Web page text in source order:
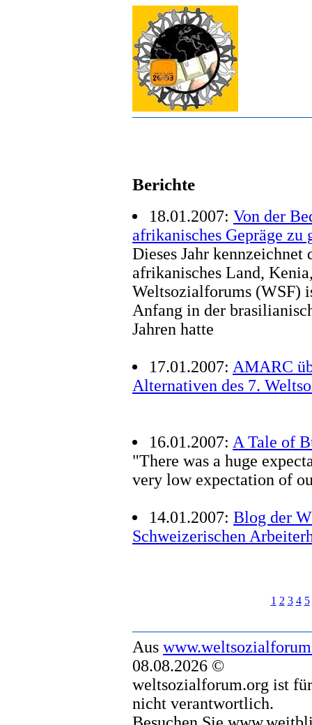
Berichte
18.01.2007: Von der
afrikanisches Gepräge zu
Dieses Jahr kennzeichnet
afrikanisches Land,
Weltsozialforums (WSF)
Anfang in der
Jahren hatte
17.01.2007: AMARC
Alternativen des 7.
16.01.2007: A Tale of
"There was a huge
very low expectation of
14.01.2007: Blog der
Schweizerischen
1 2 3 4 5
Aus
08.08.2026 ©
weltsozialforum.org ist
nicht verantwortlich.